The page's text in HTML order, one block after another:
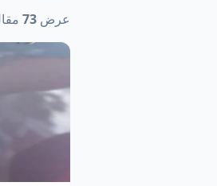
عرض 73